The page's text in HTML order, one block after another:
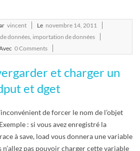
vincent Le novembre 14, 2011
données, importation de données
0 Comments
et charger un
et dget
de forcer le nom de l’objet
: si vous avez enregistré la
à save, load vous donnera une variable
n’allez pas pouvoir charger cette variable